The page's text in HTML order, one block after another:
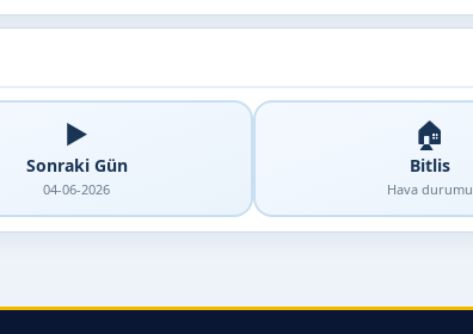
▶️
Sonraki Gün
04-06-2026
🏠
Bitlis
Hava durumu